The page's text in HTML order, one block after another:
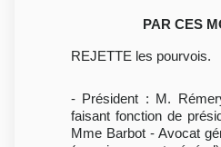
PAR CES
REJETTE les pourvois.
- Président : M.
faisant fonction de
Mme Barbot - Avocat